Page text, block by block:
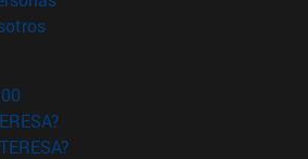
(abre en nueva ventana)